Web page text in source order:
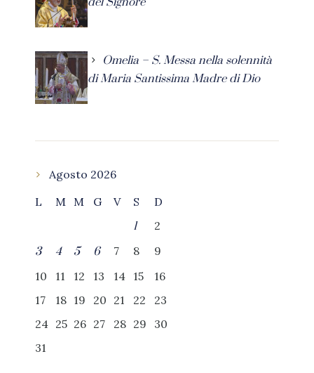
Omelia – S. Messa nella solennità
di Maria Santissima Madre di Dio
Agosto 2026
L
M M G V S
D
1
2
3
4 5 6 7 8
9
10
11 12 13 14 15
16
17
18 19 20 21 22
23
24 25 26 27 28 29
30
31